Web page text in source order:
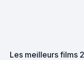
Les meilleurs films